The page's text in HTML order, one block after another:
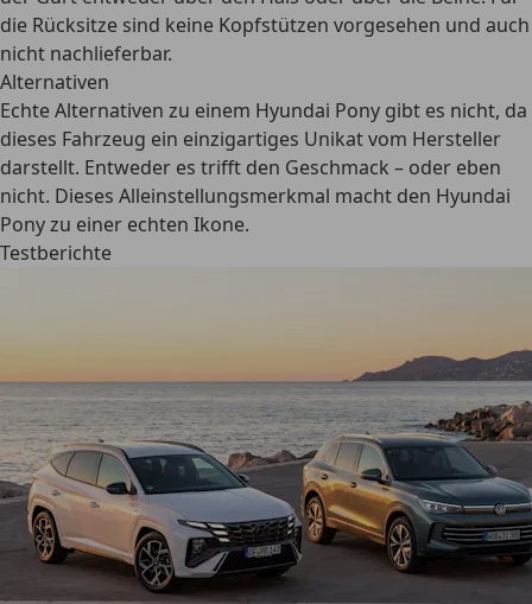
die Rücksitze sind keine Kopfstützen vorgesehen und auch
nicht nachlieferbar.
Alternativen
Echte Alternativen zu einem Hyundai Pony gibt es nicht, da
dieses Fahrzeug ein einzigartiges Unikat vom Hersteller
darstellt. Entweder es trifft den Geschmack – oder eben
nicht. Dieses Alleinstellungsmerkmal macht den Hyundai
Pony zu einer echten Ikone.
Testberichte